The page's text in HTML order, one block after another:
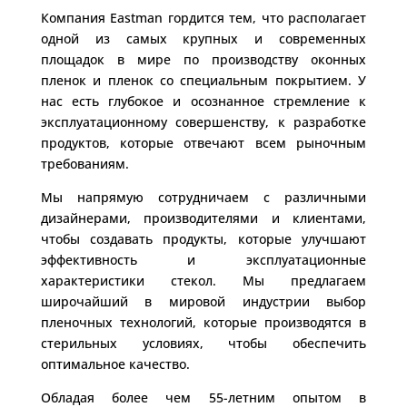
Компания Eastman гордится тем, что располагает
одной из самых крупных и современных
площадок в мире по производству оконных
пленок и пленок со специальным покрытием. У
нас есть глубокое и осознанное стремление к
эксплуатационному совершенству, к разработке
продуктов, которые отвечают всем рыночным
требованиям.
Мы напрямую сотрудничаем с различными
дизайнерами, производителями и клиентами,
чтобы создавать продукты, которые улучшают
эффективность и эксплуатационные
характеристики стекол. Мы предлагаем
широчайший в мировой индустрии выбор
пленочных технологий, которые производятся в
стерильных условиях, чтобы обеспечить
оптимальное качество.
Обладая более чем 55-летним опытом в